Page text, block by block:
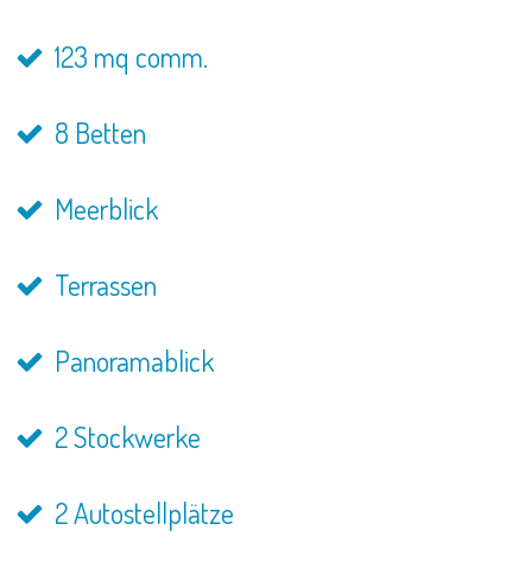
123 mq comm.
8 Betten
Meerblick
Terrassen
Panoramablick
2 Stockwerke
2 Autostellplätze